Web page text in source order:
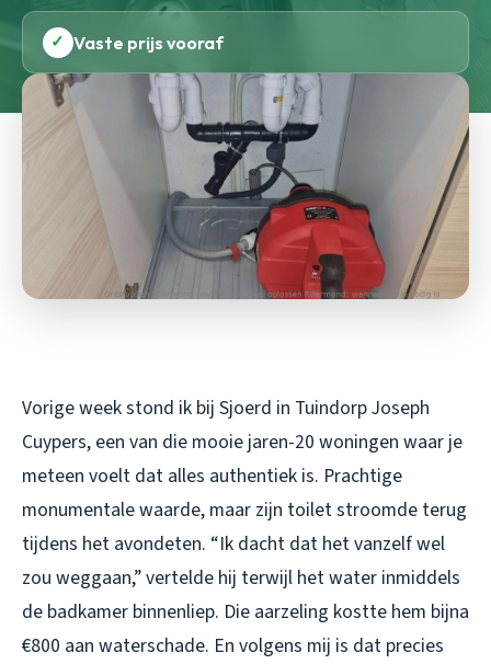
✓ Vaste prijs vooraf
Vorige week stond ik bij Sjoerd in Tuindorp Joseph
Cuypers, een van die mooie jaren-20 woningen waar je
meteen voelt dat alles authentiek is. Prachtige
monumentale waarde, maar zijn toilet stroomde terug
tijdens het avondeten. “Ik dacht dat het vanzelf wel
zou weggaan,” vertelde hij terwijl het water inmiddels
de badkamer binnenliep. Die aarzeling kostte hem bijna
€800 aan waterschade. En volgens mij is dat precies